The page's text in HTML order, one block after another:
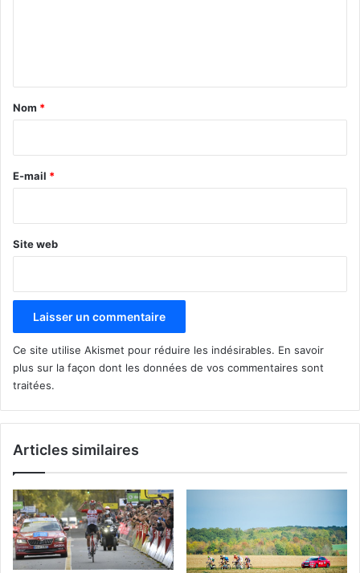
a
e
Nom *
E-mail *
Site web
Ce site utilise Akismet pour réduire les indésirables. En savoir
plus sur la façon dont les données de vos commentaires sont
traitées.
Articles similaires